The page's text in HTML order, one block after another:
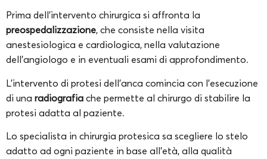
Prima dell’intervento chirurgica si affronta la
preospedalizzazione, che consiste nella visita
anestesiologica e cardiologica, nella valutazione
dell’angiologo e in eventuali esami di approfondimento.
L’intervento di protesi dell’anca comincia con l’esecuzione
di una radiografia che permette al chirurgo di stabilire la
protesi adatta al paziente.
Lo specialista in chirurgia protesica sa scegliere lo stelo
adatto ad ogni paziente in base all’età, alla qualità